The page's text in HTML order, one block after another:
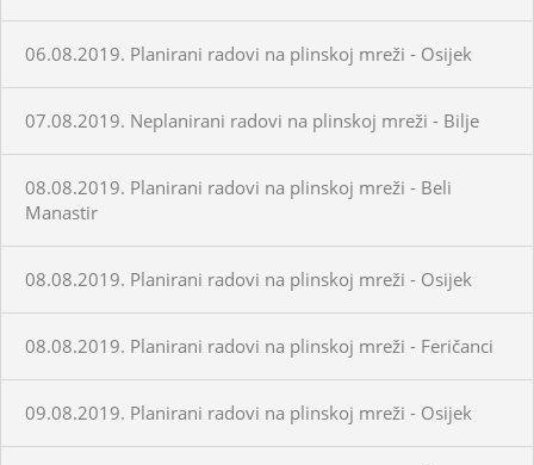
06.08.2019. Planirani radovi na plinskoj mreži - Osijek
07.08.2019. Neplanirani radovi na plinskoj mreži - Bilje
08.08.2019. Planirani radovi na plinskoj mreži - Beli
Manastir
08.08.2019. Planirani radovi na plinskoj mreži - Osijek
08.08.2019. Planirani radovi na plinskoj mreži - Feričanci
09.08.2019. Planirani radovi na plinskoj mreži - Osijek